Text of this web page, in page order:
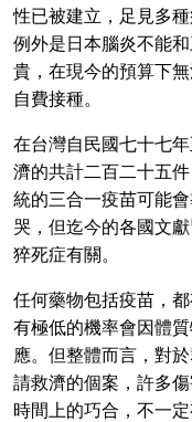
性已被建立，足見多
例外是日本腦炎不能
貴，在現今的預算下
自費接種。
在台灣自民國七十七
濟的共計二百二十五
統的三合一疫苗可能
哭，但迄今的各國文
猝死症有關。
任何藥物包括疫苗，
有極低的機率會因體
應。但整體而言，對
請救濟的個案，許多
時間上的巧合，不一